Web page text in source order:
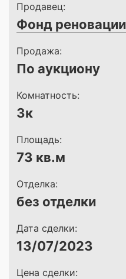
Продавец:
Фонд реновации
Продажа:
По аукциону
Комнатность:
3к
Площадь:
73 кв.м
Отделка:
без отделки
Дата сделки:
13/07/2023
Цена сделки: